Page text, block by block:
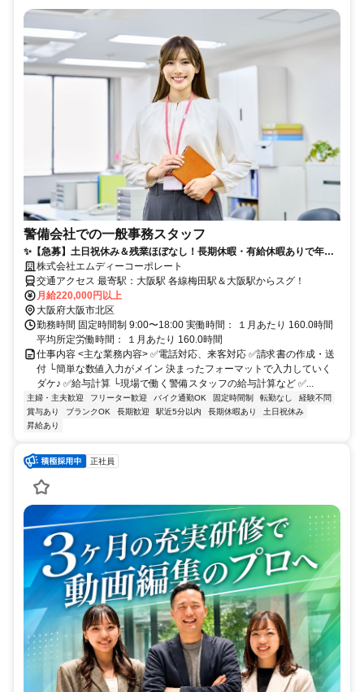
警備会社での一般事務スタッフ
✨【急募】土日祝休み＆残業ほぼなし！長期休暇・有給休暇ありで年間
休日は120日以上◯簡単なWord・Excel入力ができればOK！駅チカで通
勤楽々♪✨
株式会社エムディーコーポレート
交通アクセス 最寄駅：大阪駅 各線梅田駅＆大阪駅からスグ！
月給220,000円以上
大阪府大阪市北区
勤務時間 固定時間制 9:00〜18:00 実働時間： １月あたり 160.0時間
平均所定労働時間： １月あたり 160.0時間
仕事内容 <主な業務内容> ✅電話対応、来客対応 ✅請求書の作成・送
付 └簡単な数値入力がメイン 決まったフォーマットで入力していく
ダケ♪ ✅給与計算 └現場で働く警備スタッフの給与計算など ✅...
主婦・主夫歓迎 フリーター歓迎 バイク通勤OK 固定時間制 転勤なし
経験不問
賞与あり
ブランクOK 長期歓迎 駅近5分以内 長期休暇あり
土日祝休み
昇給あり
正社員